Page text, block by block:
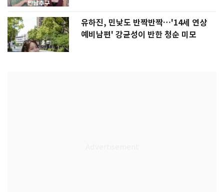
유하진, 민낯도 반짝반짝…'14세 연상
예비남편' 강균성이 반한 청순 미모